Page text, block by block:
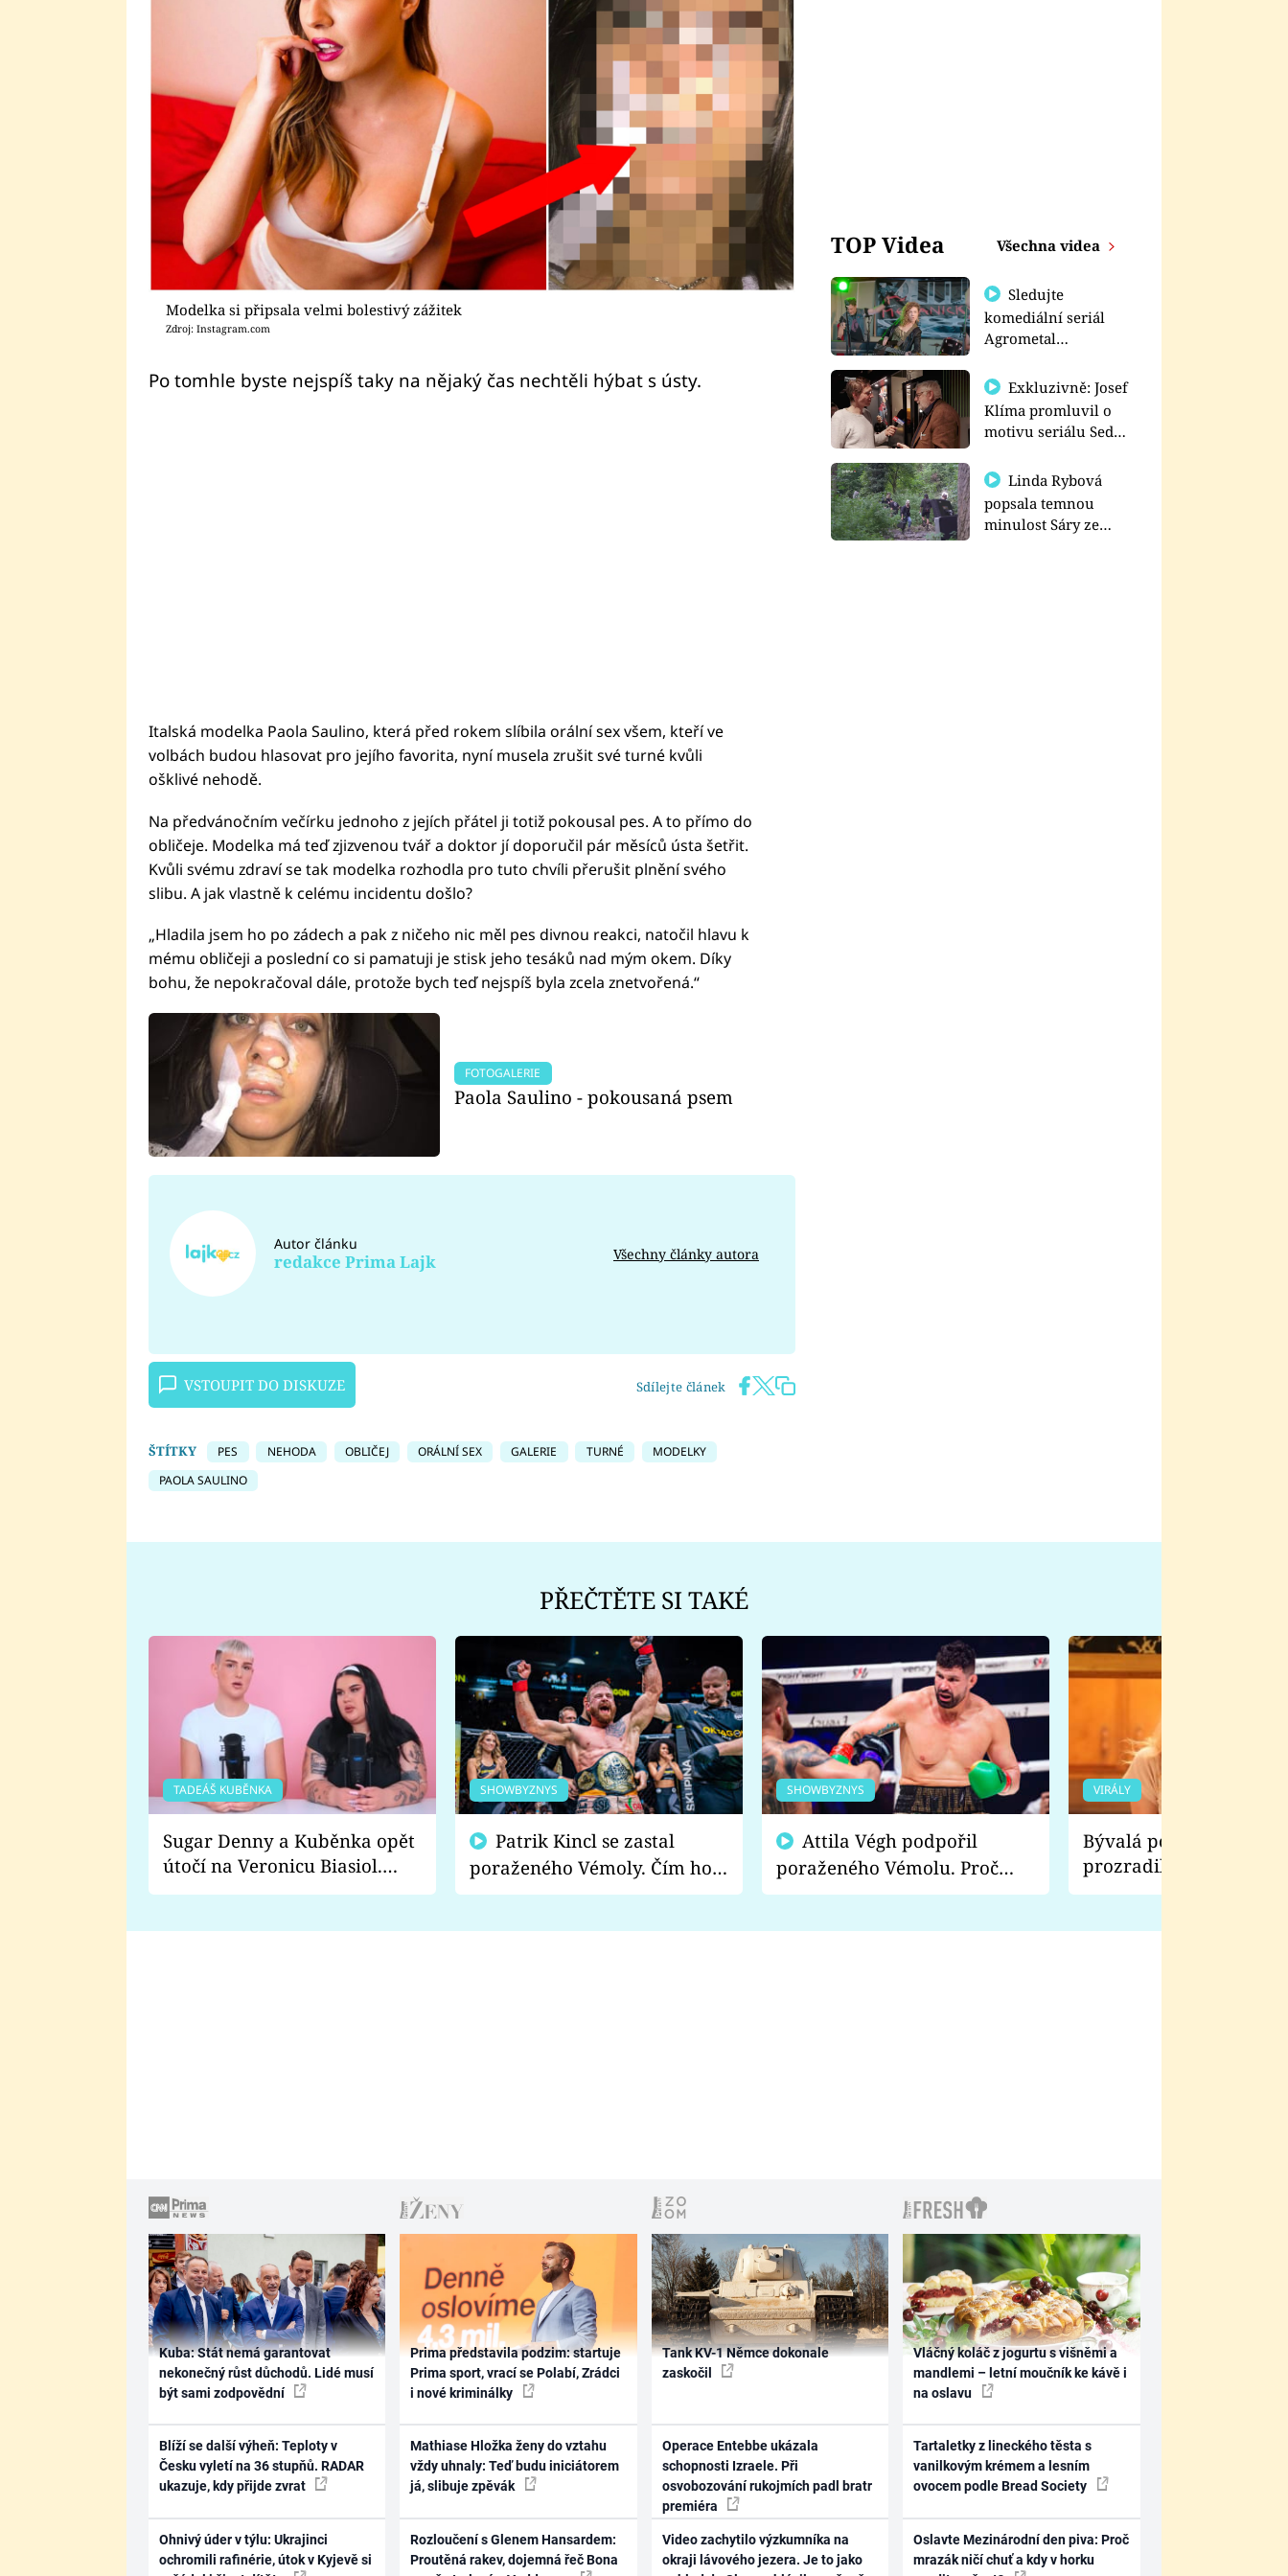
Modelka si připsala velmi bolestivý zážitek
Zdroj: Instagram.com
Po tomhle byste nejspíš taky na nějaký čas nechtěli hýbat s ústy.
Italská modelka Paola Saulino, která před rokem slíbila orální sex všem, kteří ve
volbách budou hlasovat pro jejího favorita, nyní musela zrušit své turné kvůli
ošklivé nehodě.
Na předvánočním večírku jednoho z jejích přátel ji totiž pokousal pes. A to přímo do
obličeje. Modelka má teď zjizvenou tvář a doktor jí doporučil pár měsíců ústa šetřit.
Kvůli svému zdraví se tak modelka rozhodla pro tuto chvíli přerušit plnění svého
slibu. A jak vlastně k celému incidentu došlo?
„Hladila jsem ho po zádech a pak z ničeho nic měl pes divnou reakci, natočil hlavu k
mému obličeji a poslední co si pamatuji je stisk jeho tesáků nad mým okem. Díky
bohu, že nepokračoval dále, protože bych teď nejspíš byla zcela znetvořená.“
FOTOGALERIE
Paola Saulino - pokousaná psem
Autor článku
redakce Prima Lajk Všechny články autora
VSTOUPIT DO DISKUZE Sdílejte článek
ŠTÍTKY PES NEHODA OBLIČEJ ORÁLNÍ SEX GALERIE TURNÉ
MODELKY
PAOLA SAULINO
TOP Videa Všechna videa
Sledujte
komediální seriál
Agrometal
prima+
Exkluzivně: Josef
Klíma promluvil o
motivu seriálu Sedm
Linda Rybová
popsala temnou
minulost Sáry ze
PŘEČTĚTE SI TAKÉ
TADEÁŠ KUBĚNKA
Sugar Denny a Kuběnka opět
útočí na Veronicu Biasiol.
Proč je podle nich falešná a
SHOWBYZNYS
poraženého Vémoly. Čím ho
fanoušci naštvali?
SHOWBYZNYS
poraženého Vémolu. Proč
chce raději zápasit s ním než
VIRÁLY
Bývalá pornoherečka
prozradila, co ji
natáčení Euforie.
Kuba: Stát nemá garantovat
nekonečný růst důchodů. Lidé musí
být sami zodpovědní
Blíží se další výheň: Teploty v
Česku vyletí na 36 stupňů. RADAR
ukazuje, kdy přijde zvrat
Ohnivý úder v týlu: Ukrajinci
ochromili rafinérie, útok v Kyjevě si
Prima představila podzim: startuje
Prima sport, vrací se Polabí, Zrádci
i nové kriminálky
Mathiase Hložka ženy do vztahu
vždy uhnaly: Teď budu iniciátorem
já, slibuje zpěvák
Rozloučení s Glenem Hansardem:
Proutěná rakev, dojemná řeč Bona
Tank KV-1 Němce dokonale
zaskočil
Operace Entebbe ukázala
schopnosti Izraele. Při
osvobozování rukojmích padl bratr
premiéra
Video zachytilo výzkumníka na
okraji lávového jezera. Je to jako
Vláčný koláč z jogurtu s višněmi a
mandlemi – letní moučník ke kávě i
na oslavu
Tartaletky z lineckého těsta s
vanilkovým krémem a lesním
ovocem podle Bread Society
Oslavte Mezinárodní den piva: Proč
mrazák ničí chuť a kdy v horku